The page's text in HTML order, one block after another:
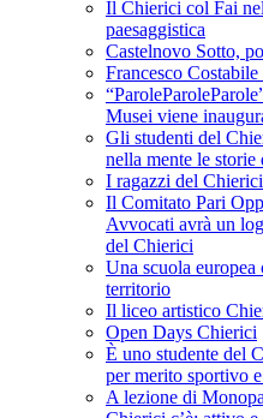
Il Chierici col Fai
paesaggistica
Castelnovo Sotto,
Francesco
Musei viene
Gli studenti del
nella mente le
I ragazzi del
Il Comitato Pari
Avvocati avrà un
del Chierici
Una scuola
territorio
Il liceo artistico
Open Days Chierici
È uno studente del
per merito sportivo
A lezione di